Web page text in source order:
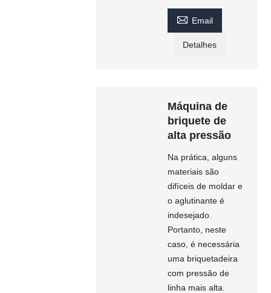
 Email
Detalhes
Máquina de
briquete de
alta pressão
Na prática, alguns
materiais são
difíceis de moldar e
o aglutinante é
indesejado.
Portanto, neste
caso, é necessária
uma briquetadeira
com pressão de
linha mais alta.